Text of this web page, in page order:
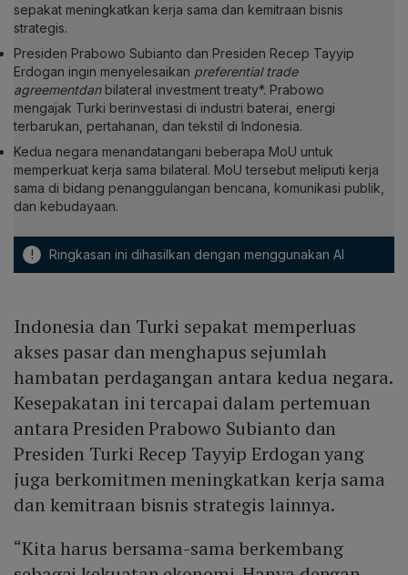
sepakat meningkatkan kerja sama dan kemitraan bisnis
strategis.
Presiden Prabowo Subianto dan Presiden Recep Tayyip
Erdogan ingin menyelesaikan preferential trade
agreementdan bilateral investment treaty*. Prabowo
mengajak Turki berinvestasi di industri baterai, energi
terbarukan, pertahanan, dan tekstil di Indonesia.
Kedua negara menandatangani beberapa MoU untuk
memperkuat kerja sama bilateral. MoU tersebut meliputi kerja
sama di bidang penanggulangan bencana, komunikasi publik,
dan kebudayaan.
! Ringkasan ini dihasilkan dengan menggunakan AI
Indonesia dan Turki sepakat memperluas
akses pasar dan menghapus sejumlah
hambatan perdagangan antara kedua negara.
Kesepakatan ini tercapai dalam pertemuan
antara Presiden Prabowo Subianto dan
Presiden Turki Recep Tayyip Erdogan yang
juga berkomitmen meningkatkan kerja sama
dan kemitraan bisnis strategis lainnya.
“Kita harus bersama-sama berkembang